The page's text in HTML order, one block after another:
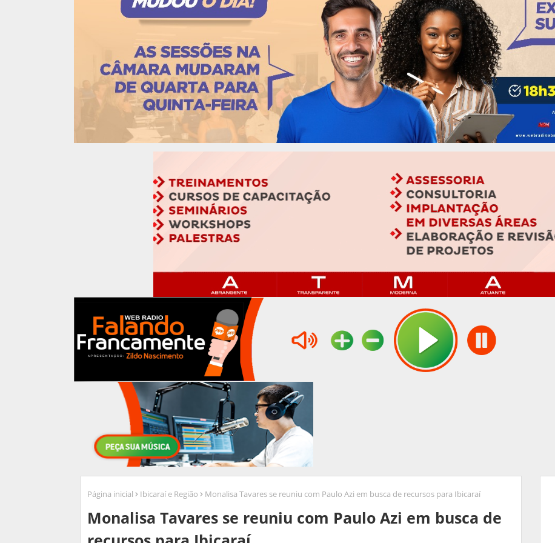
Página inicial Ibicaraí e Região Monalisa Tavares se reuniu com Paulo Azi em busca de recursos para Ibicaraí
Monalisa Tavares se reuniu com Paulo Azi em busca de